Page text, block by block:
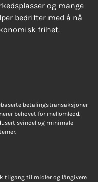
og mange
bedrifter med å nå
frihet.
betalingstransaksjoner
behovet for mellomledd.
svindel og minimale
tilgang til midler og långivere